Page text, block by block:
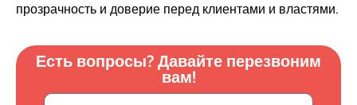
прозрачность и доверие перед клиентами и властями.
Есть вопросы? Давайте перезвоним
вам!